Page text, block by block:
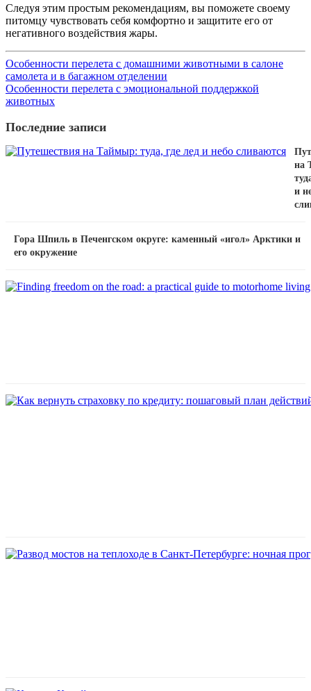
Следуя этим простым рекомендациям, вы поможете своему
питомцу чувствовать себя комфортно и защитите его от
негативного воздействия жары.
Особенности перелета с домашними животными в салоне
самолета и в багажном отделении
Особенности перелета с эмоциональной поддержкой
животных
Последние записи
на
и
Гора Шпиль в Печенгском округе: каменный «игол» Арктики и
его окружение